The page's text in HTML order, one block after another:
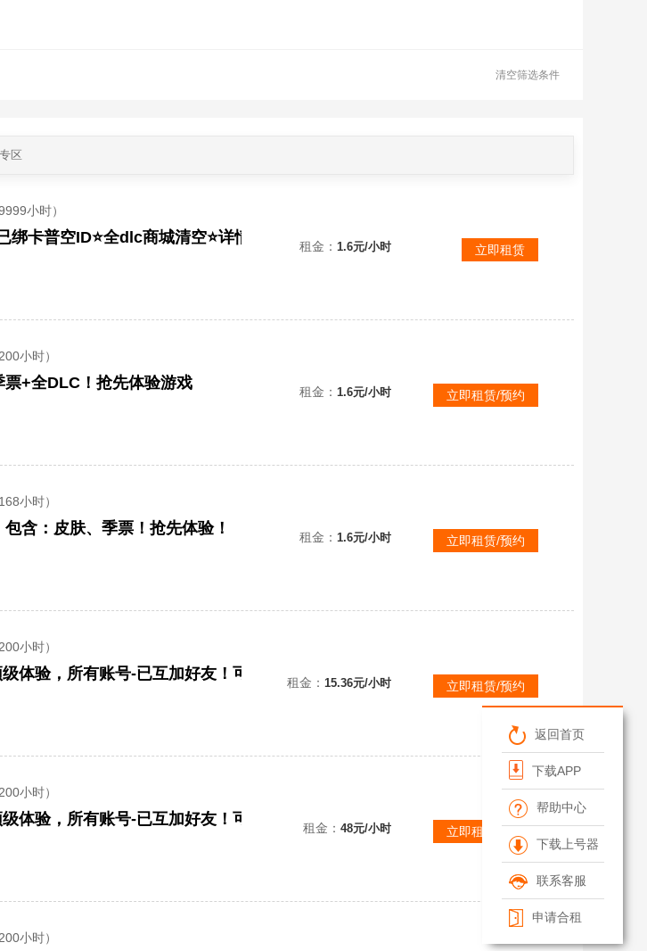
返回首页
下载APP
帮助中心
下载上号器
联系客服
申请合租
清空筛选条件
区
小时）
卡普空ID⭐全dlc商城清空⭐详情看描述 租金： 1.6元/小时 立即租赁
小时）
+全DLC！抢先体验游戏 租金： 1.6元/小时 立即租赁/预约
小时）
含：皮肤、季票！抢先体验！ 租金： 1.6元/小时 立即租赁/预约
小时）
体验，所有账号-已互加好友！可直接联机
租金： 15.36元/小时 立即租赁/预约
小时）
体验，所有账号-已互加好友！可直接联机租金： 48元/小时 立即租赁/预约
小时）